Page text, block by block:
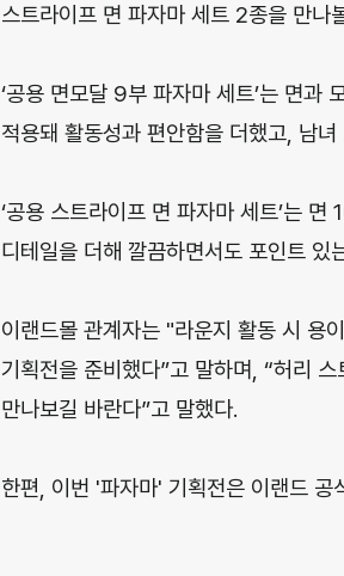
스트라이프 면 파자마 세트 2종을 만나
‘공용 면모달 9부 파자마 세트’는 면과
적용돼 활동성과 편안함을 더했고, 남
‘공용 스트라이프 면 파자마 세트’는
디테일을 더해 깔끔하면서도 포인트 있
이랜드몰 관계자는 "라운지 활동 시 용
기획전을 준비했다”고 말하며, “허리
만나보길 바란다”고 말했다.
한편, 이번 '파자마' 기획전은 이랜드 공